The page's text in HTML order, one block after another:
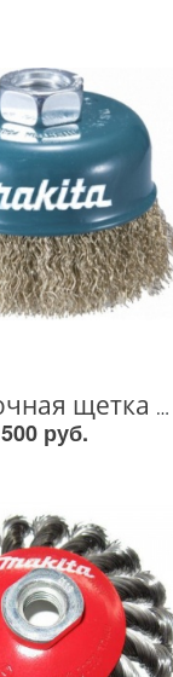
Проволочная щетка М14х100мм D-39805 D-39805
500 руб.